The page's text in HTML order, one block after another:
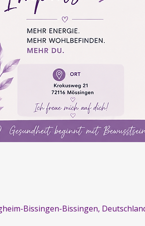
Bissingen-Bissingen,